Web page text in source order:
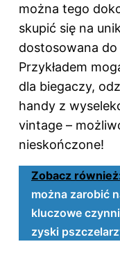
można tego
skupić się na
dostosowana
Przykładem
dla biegaczy,
handy z
vintage –
nieskończone!
Zobacz
można zarobić
kluczowe
zyski